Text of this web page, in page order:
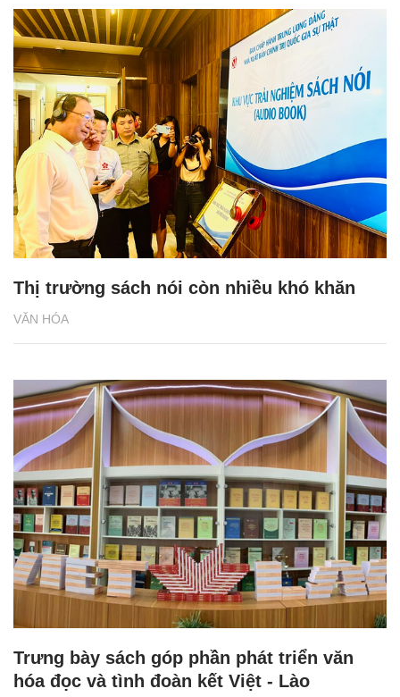
VĂN HÓA
Thị trường sách nói còn nhiều khó khăn
Trưng bày sách góp phần phát triển văn
hóa đọc và tình đoàn kết Việt - Lào